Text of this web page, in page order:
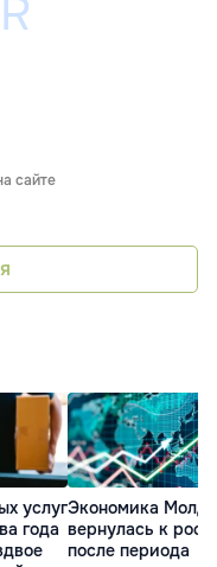
сайте
услуг
года
Экономика
вернулась к
после периода